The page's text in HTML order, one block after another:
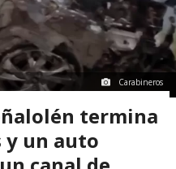
Carabineros
termina
y un auto